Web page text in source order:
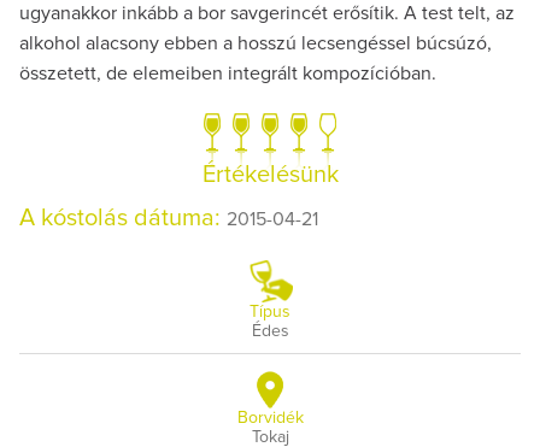
ugyanakkor inkább a bor savgerincét erősítik. A test telt, az
alkohol alacsony ebben a hosszú lecsengéssel búcsúzó,
összetett, de elemeiben integrált kompozícióban.
Értékelésünk
A kóstolás dátuma: 2015-04-21
Típus
Édes
Borvidék
Tokaj